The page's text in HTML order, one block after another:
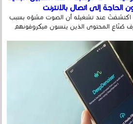
إلى اتصال بالإنترنت
اكتشفتَ عند تشغيله أن الصوت مشوّه بسبب
صُنّاع المحتوى الذين ينسون ميكروفونهم